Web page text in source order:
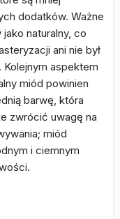
dodatków. Ważne
naturalny, co
ani nie był
Kolejnym aspektem
miód powinien
barwę, która
zwrócić uwagę na
miód
i ciemnym